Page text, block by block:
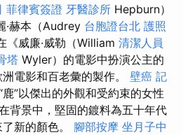
菲律賓簽證 牙醫診所 Hepburn）
·赫本（Audrey 台胞證台北 護照
《威廉·威勒（William 清潔人員
塔 Wyler）的電影中扮演公主的
電影和百老彙的製作。 壁癌 記
”以傑出的外觀和受約束的女性
背景中，堅固的鍍料為五十年代
新的顏色。 腳部按摩 坐月子中